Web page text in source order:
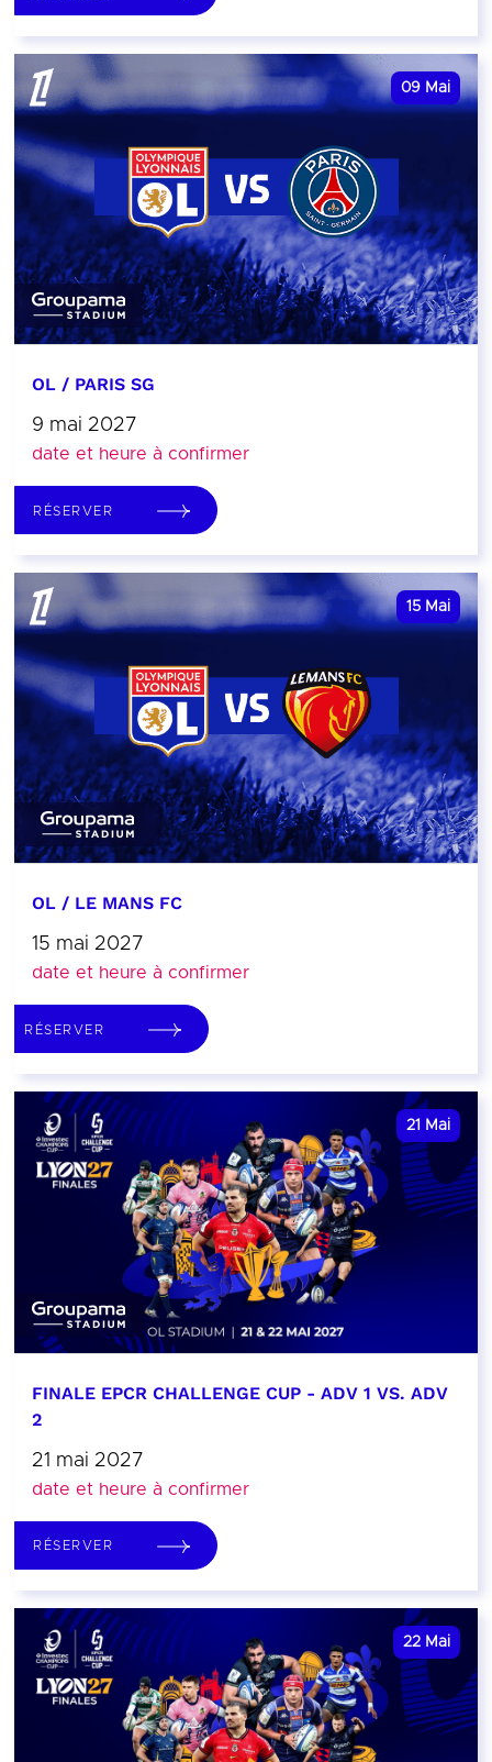
09 Mai
OL / PARIS SG
9 mai 2027
date et heure à confirmer
RÉSERVER
15 Mai
OL / LE MANS FC
15 mai 2027
date et heure à confirmer
RÉSERVER
21 Mai
FINALE EPCR CHALLENGE CUP - ADV 1 VS. ADV
2
21 mai 2027
date et heure à confirmer
RÉSERVER
22 Mai